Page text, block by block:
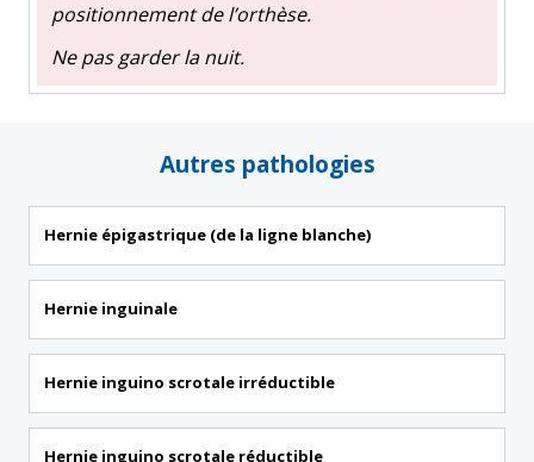
positionnement de l’orthèse.
Ne pas garder la nuit.
Autres pathologies
Hernie épigastrique (de la ligne blanche)
Hernie inguinale
Hernie inguino scrotale irréductible
Hernie inguino scrotale réductible